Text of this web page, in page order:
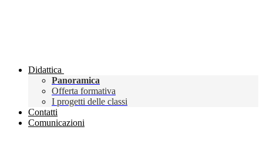
Didattica
Panoramica
Offerta formativa
I progetti delle classi
Contatti
Comunicazioni